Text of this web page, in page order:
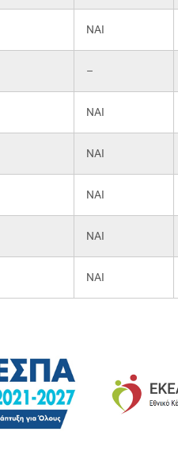
ΝΑΙ
–
ΝΑΙ
ΝΑΙ
ΝΑΙ
ΝΑΙ
ΝΑΙ